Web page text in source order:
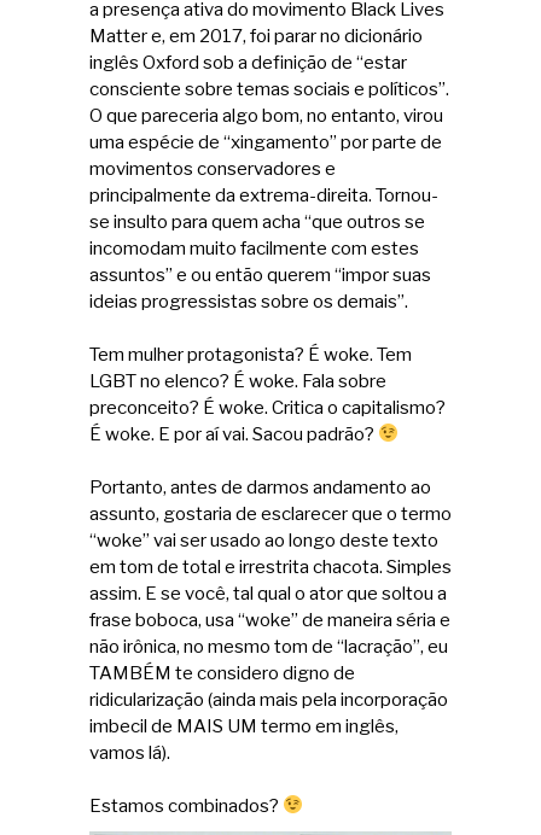
a presença ativa do movimento Black Lives
Matter e, em 2017, foi parar no dicionário
inglês Oxford sob a definição de “estar
consciente sobre temas sociais e políticos”.
O que pareceria algo bom, no entanto, virou
uma espécie de “xingamento” por parte de
movimentos conservadores e
principalmente da extrema-direita. Tornou-
se insulto para quem acha “que outros se
incomodam muito facilmente com estes
assuntos” e ou então querem “impor suas
ideias progressistas sobre os demais”.
Tem mulher protagonista? É woke. Tem
LGBT no elenco? É woke. Fala sobre
preconceito? É woke. Critica o capitalismo?
É woke. E por aí vai. Sacou padrão?
Portanto, antes de darmos andamento ao
assunto, gostaria de esclarecer que o termo
“woke” vai ser usado ao longo deste texto
em tom de total e irrestrita chacota. Simples
assim. E se você, tal qual o ator que soltou a
frase boboca, usa “woke” de maneira séria e
não irônica, no mesmo tom de “lacração”, eu
TAMBÉM te considero digno de
ridicularização (ainda mais pela incorporação
imbecil de MAIS UM termo em inglês,
vamos lá).
Estamos combinados?